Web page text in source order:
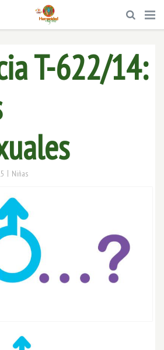
T-622/14:
| Niñas